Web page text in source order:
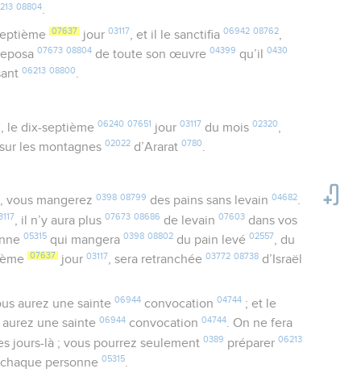
08804.
07637 jour 03117 , et il le sanctifia 06942 08762,
07673 08804 de toute son œuvre04399 qu’il0430
06213 08800.
, le dix-septième 06240 07651 jour 03117 du mois 02320
sur les montagnes02022 d’Ararat0780.
, vous mangerez 0398 08799 des pains sans levain 04682.
, il n’y aura plus07673 08686 de levain07603 dans vos
05315 qui mangera0398 08802 du pain levé02557, du
07637 jour03117, sera retranchée03772 08738 d’Israël
aurez une sainte 06944convocation 04744; et le
aurez une sainte06944 convocation04744. On ne fera
jours-là ; vous pourrez seulement0389 préparer06213
personne05315.